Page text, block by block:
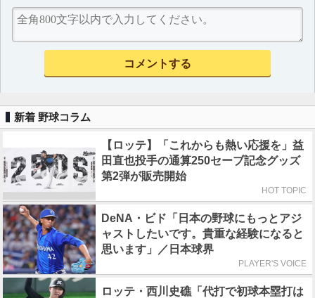
新着 野球コラム
【ロッテ】「これからも熱い応援を」益
田直也投手の通算250セーブ記念グッズ
第2弾が販売開始
HOT TOPIC
DeNA・ビド「日本の野球にもっとアジ
ャストしたいです。貴重な経験になると
思います」／日本球界
PLAYER'S VOICE
ロッテ・西川史礁「代打で初球本塁打は